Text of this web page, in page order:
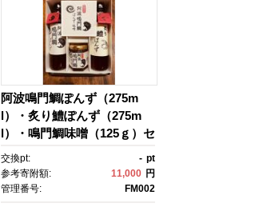
阿波鳴門鯛ぽんず（275m
l）・炙り鱧ぽんず（275m
l）・鳴門鯛味噌（125ｇ）セ
ット中（各１個）
交換pt: - pt
参考寄附額:
11,000 円
管理番号:
FM002